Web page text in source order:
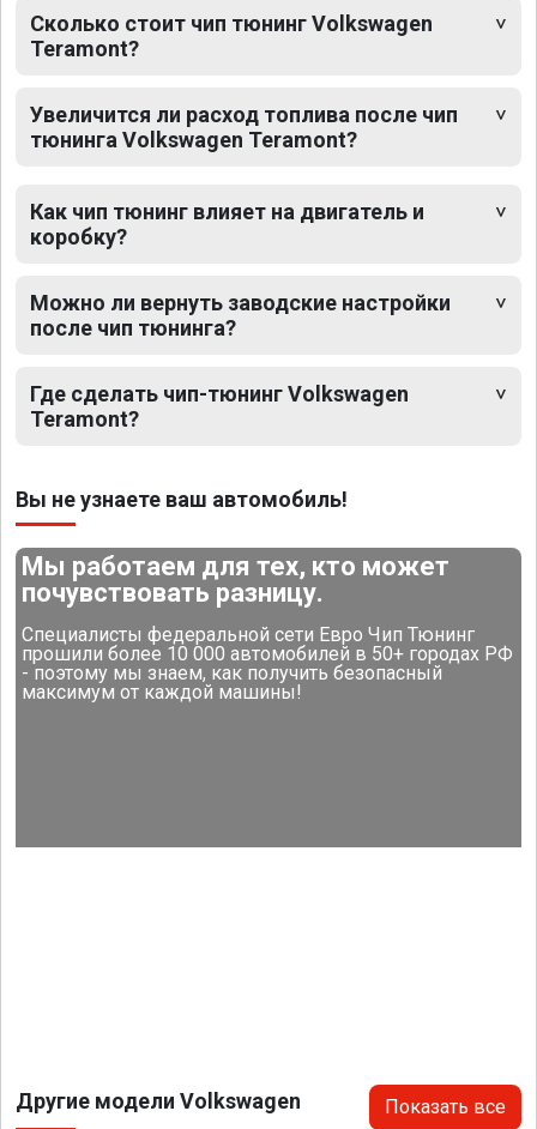
Сколько стоит чип тюнинг Volkswagen
Teramont?
Увеличится ли расход топлива после чип
тюнинга Volkswagen Teramont?
Как чип тюнинг влияет на двигатель и
коробку?
Можно ли вернуть заводские настройки
после чип тюнинга?
Где сделать чип-тюнинг Volkswagen
Teramont?
Вы не узнаете ваш автомобиль!
Мы работаем для тех, кто может
почувствовать разницу.
Специалисты федеральной сети Евро Чип Тюнинг
прошили более 10 000 автомобилей в 50+ городах РФ
- поэтому мы знаем, как получить безопасный
максимум от каждой машины!
Другие модели Volkswagen Показать все